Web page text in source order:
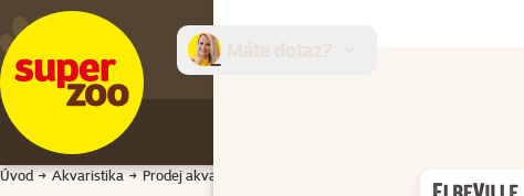
Úvod Akvaristika Prodej akvarijních ryb